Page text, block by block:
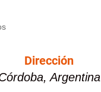
Dirección
Argentina